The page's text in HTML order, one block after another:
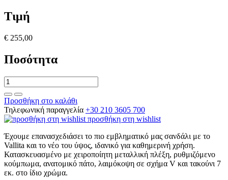
Τιμή
€ 255,00
Ποσότητα
Προσθήκη στο καλάθι
Τηλεφωνική παραγγελία +30 210 3605 700
προσθήκη στη wishlist
Έχουμε επανασχεδιάσει το πιο εμβληματικό μας σανδάλι με το
Vallita και το νέο του ύψος, ιδανικό για καθημερινή χρήση.
Κατασκευασμένο με χειροποίητη μεταλλική πλέξη, ρυθμιζόμενο
κούμπωμα, ανατομικό πάτο, λαιμόκοψη σε σχήμα V και τακούνι 7
εκ. στο ίδιο χρώμα.